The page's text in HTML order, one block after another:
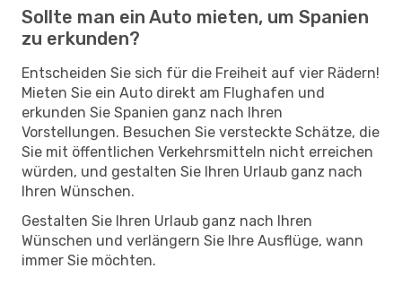
Sollte man ein Auto mieten, um Spanien
zu erkunden?
Entscheiden Sie sich für die Freiheit auf vier Rädern!
Mieten Sie ein Auto direkt am Flughafen und
erkunden Sie Spanien ganz nach Ihren
Vorstellungen. Besuchen Sie versteckte Schätze, die
Sie mit öffentlichen Verkehrsmitteln nicht erreichen
würden, und gestalten Sie Ihren Urlaub ganz nach
Ihren Wünschen.
Gestalten Sie Ihren Urlaub ganz nach Ihren
Wünschen und verlängern Sie Ihre Ausflüge, wann
immer Sie möchten.